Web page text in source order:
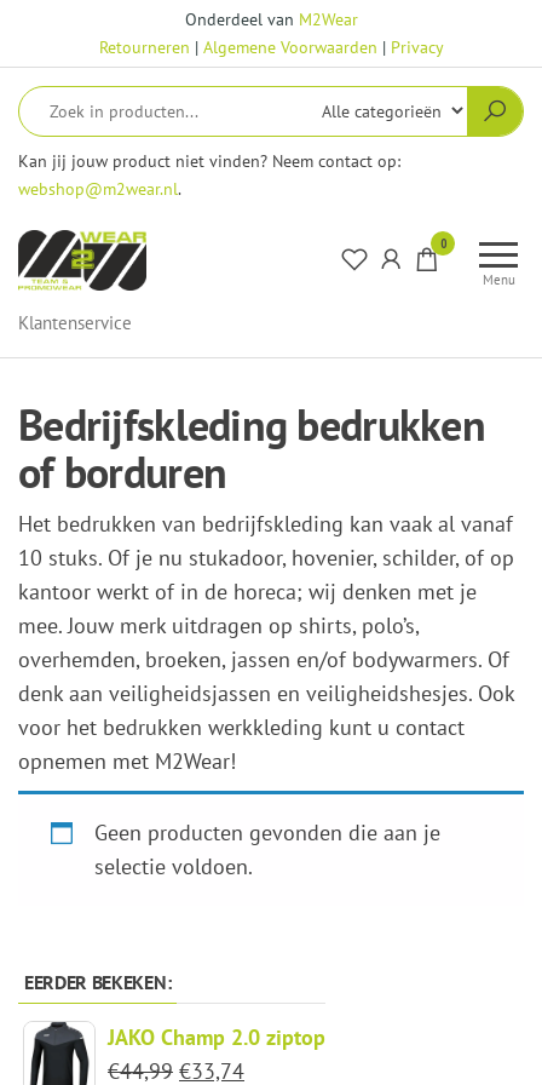
inhoud
Onderdeel van M2Wear
Retourneren | Algemene Voorwaarden | Privacy
Kan jij jouw product niet vinden? Neem contact op:
webshop@m2wear.nl.
Menu
0
Klantenservice
Bedrijfskleding bedrukken
of borduren
Het bedrukken van bedrijfskleding kan vaak al vanaf
10 stuks. Of je nu stukadoor, hovenier, schilder, of op
kantoor werkt of in de horeca; wij denken met je
mee. Jouw merk uitdragen op shirts, polo’s,
overhemden, broeken, jassen en/of bodywarmers. Of
denk aan veiligheidsjassen en veiligheidshesjes. Ook
voor het bedrukken werkkleding kunt u contact
opnemen met M2Wear!
Geen producten gevonden die aan je
selectie voldoen.
EERDER BEKEKEN:
JAKO Champ 2.0 ziptop
€44,99 Oorspronkelijke
€33,74Huidige